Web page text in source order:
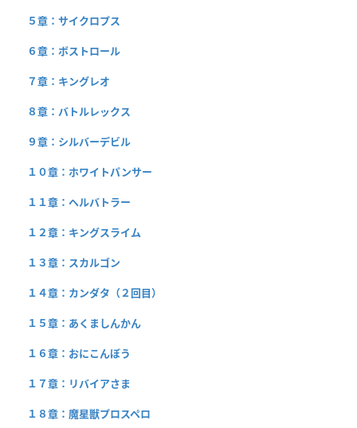
５章：サイクロプス
６章：ボストロール
７章：キングレオ
８章：バトルレックス
９章：シルバーデビル
１０章：ホワイトパンサー
１１章：ヘルバトラー
１２章：キングスライム
１３章：スカルゴン
１４章：カンダタ（２回目）
１５章：あくましんかん
１６章：おにこんぼう
１７章：リバイアさま
１８章：魔星獣プロスペロ